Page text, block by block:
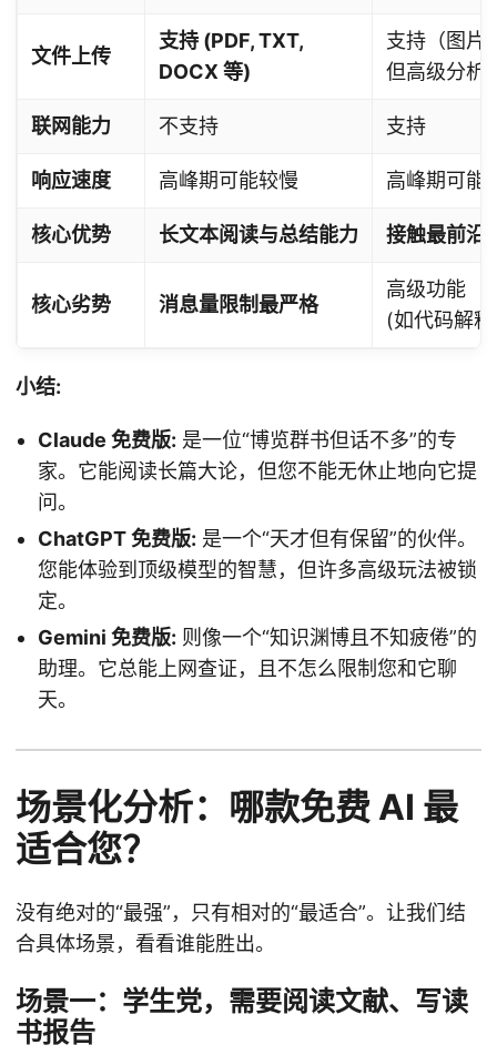
文件上传
支持 (PDF, TXT,
DOCX 等)
支持（图片
但高级分析
联网能力 不支持 支持
响应速度 高峰期可能较慢 高峰期可能
核心优势 长文本阅读与总结能力 接触最前沿
核心劣势 消息量限制最严格
高级功能
(如代码解
小结:
Claude 免费版: 是一位“博览群书但话不多”的专
家。它能阅读长篇大论，但您不能无休止地向它提
问。
ChatGPT 免费版: 是一个“天才但有保留”的伙伴。
您能体验到顶级模型的智慧，但许多高级玩法被锁
定。
Gemini 免费版: 则像一个“知识渊博且不知疲倦”的
助理。它总能上网查证，且不怎么限制您和它聊
天。
场景化分析：哪款免费 AI 最
适合您？
没有绝对的“最强”，只有相对的“最适合”。让我们结
合具体场景，看看谁能胜出。
场景一：学生党，需要阅读文献、写读
书报告